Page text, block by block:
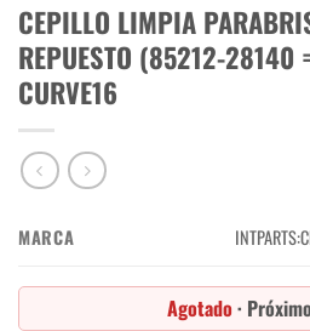
CEPILLO LIMPIA
REPUESTO (85212-
CURVE16
MARCA
Agotado ·